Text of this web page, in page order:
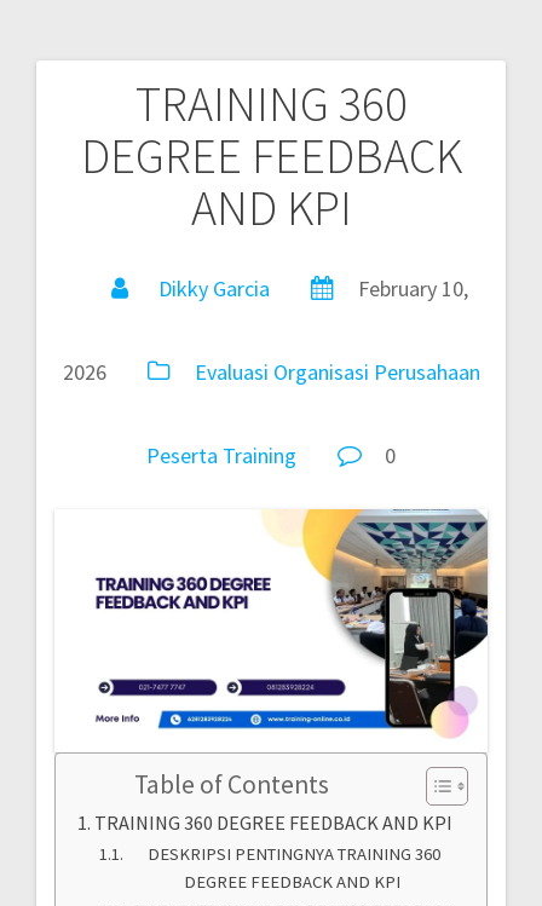
TRAINING 360
DEGREE FEEDBACK
AND KPI
Dikky Garcia February 10,
2026 Evaluasi Organisasi Perusahaan
Peserta Training 0
Table of Contents
TRAINING 360 DEGREE FEEDBACK AND KPI
DESKRIPSI PENTINGNYA TRAINING 360
DEGREE FEEDBACK AND KPI